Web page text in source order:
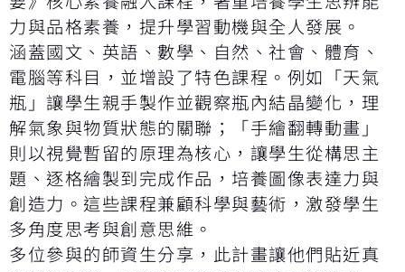
力與品格素養，提升學習動機與全人發展。
涵蓋國文、英語、數學、自然、社會、體育、
電腦等科目，並增設了特色課程。例如「天氣
瓶」讓學生親手製作並觀察瓶內結晶變化，理
解氣象與物質狀態的關聯；「手繪翻轉動畫」
則以視覺暫留的原理為核心，讓學生從構思主
題、逐格繪製到完成作品，培養圖像表達力與
創造力。這些課程兼顧科學與藝術，激發學生
多角度思考與創意思維。
多位參與的師資生分享，此計畫讓他們貼近真